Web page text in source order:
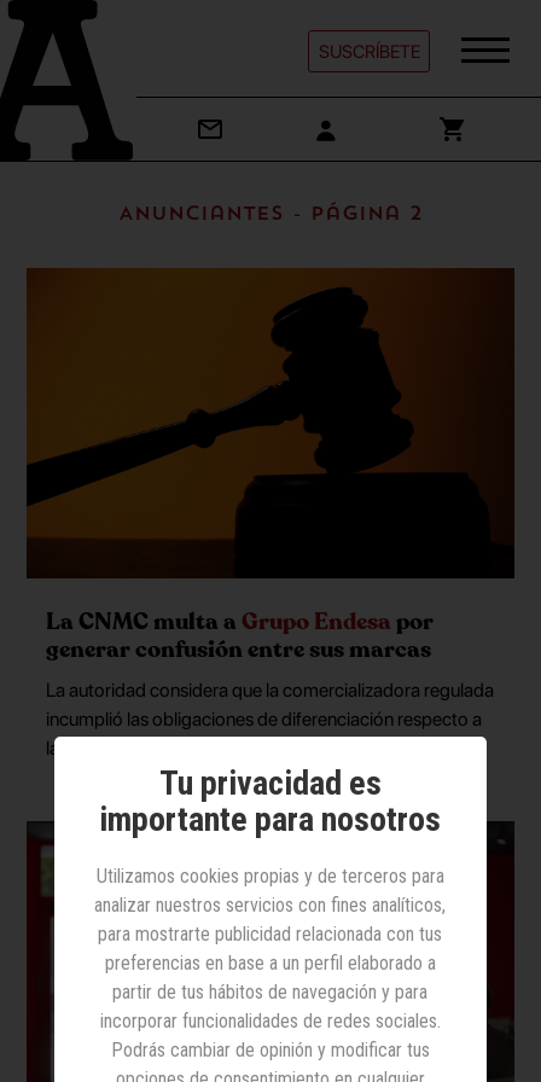
SUSCRÍBETE
Anunciantes - Página 2
La CNMC multa aGrupo Endesa por
generar confusión entre sus marcas
La autoridad considera que la comercializadora regulada
incumplió las obligaciones de diferenciación respecto a
la comercializadora del mercado libre
Tu privacidad es
importante para nosotros
Utilizamos cookies propias y de terceros para
analizar nuestros servicios con fines analíticos,
para mostrarte publicidad relacionada con tus
preferencias en base a un perfil elaborado a
partir de tus hábitos de navegación y para
incorporar funcionalidades de redes sociales.
Podrás cambiar de opinión y modificar tus